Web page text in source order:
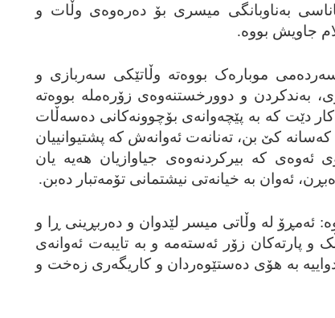
به‌ناوبانگی میسری بۆ ده‌ره‌وه‌ی وڵات و
جاویش بووه‌.
موباره‌ک بووه‌ته‌ وڵاتێکی سه‌ربازی و
به‌ندکردن و دوورخستنه‌وه‌ی زۆره‌مله‌ بووه‌ته‌
دێت که‌ به‌ پێچه‌وانه‌ی بۆچوونه‌کانی ده‌سه‌ڵات
که‌سانه‌ کێ بن، ته‌نانه‌ت ئه‌وانه‌ش که‌ پشتیوانییان
ئه‌وه‌ی که‌ بیرکردنه‌وه‌ی جیاوازیان هه‌یه‌ یان
ئه‌وان به‌ خیانه‌تی نیشتمانی تۆمه‌تبار ده‌بن.
ئه‌مڕۆ له‌ وڵاتی میسر لێدوان و ده‌ربڕینی ڕا و
پارته‌کان زۆر ئه‌سته‌مه‌ و به‌ تایبه‌ت ئه‌وانه‌ی
دواییه‌ به‌ هۆی ده‌ستێوه‌ردان و کاریگه‌ری زه‌خت و